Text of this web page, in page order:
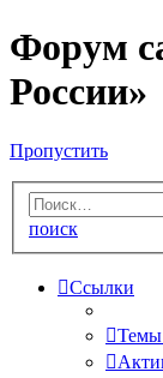
Форум
России»
Пропустить
поиск
Ссылки
Темы